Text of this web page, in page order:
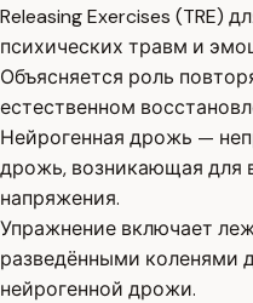
Releasing Exercises (TRE)
психических травм и
Объясняется роль
естественном
Нейрогенная дрожь —
дрожь, возникающая для
напряжения.
Упражнение включает
разведёнными коленями
нейрогенной дрожи.